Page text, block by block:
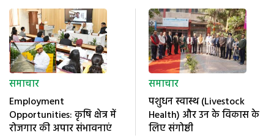
समाचार
Employment
Opportunities: कृषि क्षेत्र में
रोजगार की अपार संभावनाएं
समाचार
पशुधन स्वास्थ (Livestock
Health) और उन के विकास के
लिए संगोष्ठी